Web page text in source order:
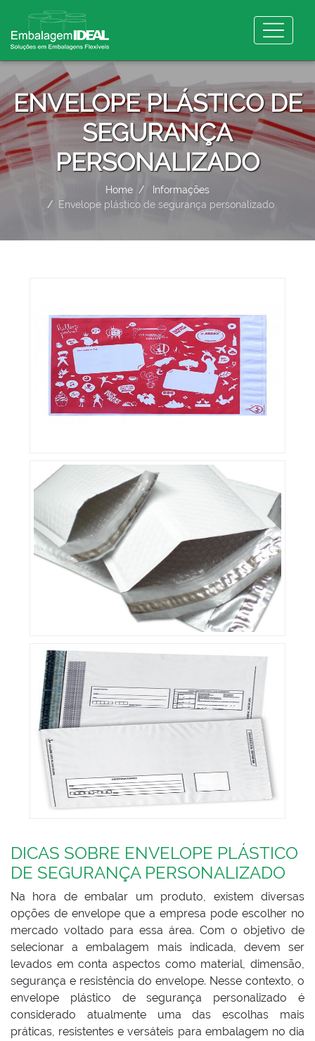
ENVELOPE PLÁSTICO DE
SEGURANÇA
PERSONALIZADO
Home
Informações
Envelope plástico de segurança personalizado
DICAS SOBRE ENVELOPE PLÁSTICO
DE SEGURANÇA PERSONALIZADO
Na hora de embalar um produto, existem diversas
opções de envelope que a empresa pode escolher no
mercado voltado para essa área. Com o objetivo de
selecionar a embalagem mais indicada, devem ser
levados em conta aspectos como material, dimensão,
segurança e resistência do envelope. Nesse contexto, o
envelope plástico de segurança personalizado é
considerado atualmente uma das escolhas mais
práticas, resistentes e versáteis para embalagem no dia